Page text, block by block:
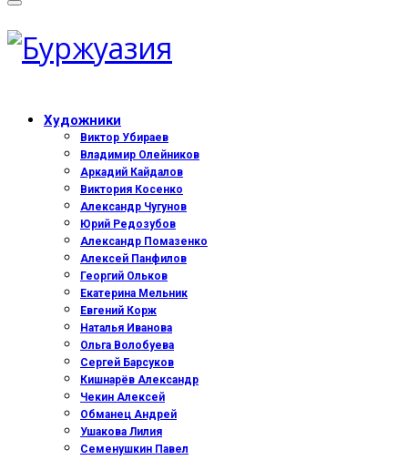
Художники
Виктор Убираев
Владимир Олейников
Аркадий Кайдалов
Виктория Косенко
Александр Чугунов
Юрий Редозубов
Александр Помазенко
Алексей Панфилов
Георгий Ольков
Екатерина Мельник
Евгений Корж
Наталья Иванова
Ольга Волобуева
Сергей Барсуков
Кишнарёв Александр
Чекин Алексей
Обманец Андрей
Ушакова Лилия
Семенушкин Павел